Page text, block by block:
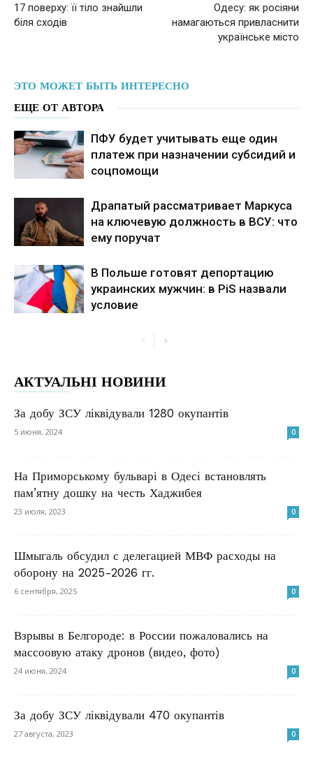
17 поверху: її тіло знайшли
біля сходів
Одесу: як росіяни
намагаються привласнити
українське місто
ЭТО МОЖЕТ БЫТЬ ИНТЕРЕСНО
ЕЩЕ ОТ АВТОРА
ПФУ будет учитывать еще один
платеж при назначении субсидий и
соцпомощи
Драпатый рассматривает Маркуса
на ключевую должность в ВСУ: что
ему поручат
В Польше готовят депортацию
украинских мужчин: в PiS назвали
условие
АКТУАЛЬНІ НОВИНИ
За добу ЗСУ ліквідували 1280 окупантів
5 июня, 2024 0
На Приморському бульварі в Одесі встановлять
пам’ятну дошку на честь Хаджибея
23 июля, 2023 0
Шмыгаль обсудил с делегацией МВФ расходы на
оборону на 2025-2026 гг.
6 сентября, 2025 0
Взрывы в Белгороде: в России пожаловались на
массоовую атаку дронов (видео, фото)
24 июня, 2024 0
За добу ЗСУ ліквідували 470 окупантів
27 августа, 2023 0